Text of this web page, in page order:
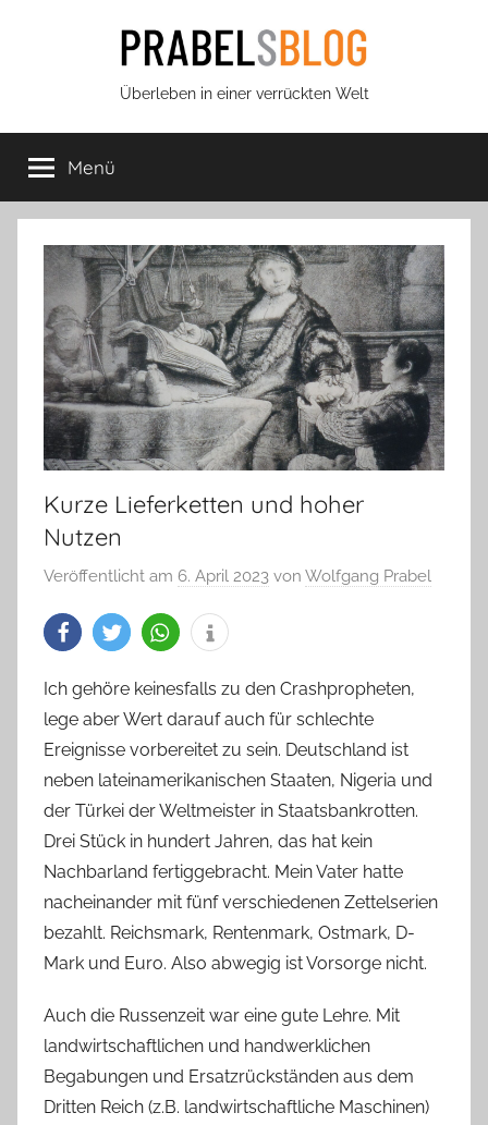
Prabels
Blog
Überleben in einer verrückten Welt
Menü
Kurze Lieferketten und hoher
Nutzen
Veröffentlicht am 6. April 2023 von Wolfgang Prabel
Ich gehöre keinesfalls zu den Crashpropheten,
lege aber Wert darauf auch für schlechte
Ereignisse vorbereitet zu sein. Deutschland ist
neben lateinamerikanischen Staaten, Nigeria und
der Türkei der Weltmeister in Staatsbankrotten.
Drei Stück in hundert Jahren, das hat kein
Nachbarland fertiggebracht. Mein Vater hatte
nacheinander mit fünf verschiedenen Zettelserien
bezahlt. Reichsmark, Rentenmark, Ostmark, D-
Mark und Euro. Also abwegig ist Vorsorge nicht.
Auch die Russenzeit war eine gute Lehre. Mit
landwirtschaftlichen und handwerklichen
Begabungen und Ersatzrückständen aus dem
Dritten Reich (z.B. landwirtschaftliche Maschinen)